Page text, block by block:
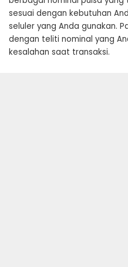
sesuai dengan kebutuhan
seluler yang Anda gunakan.
dengan teliti nominal yang
kesalahan saat transaksi.